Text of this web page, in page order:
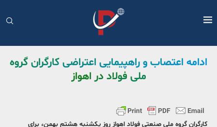
ادامه اعتصاب و راهپیمایی اعتراضی کارگران گروه
ملی فولاد در اهواز
کارگران گروه ملی صنعتی فولاد اهواز روز یکشنبه هشتم بهمن‌، برای